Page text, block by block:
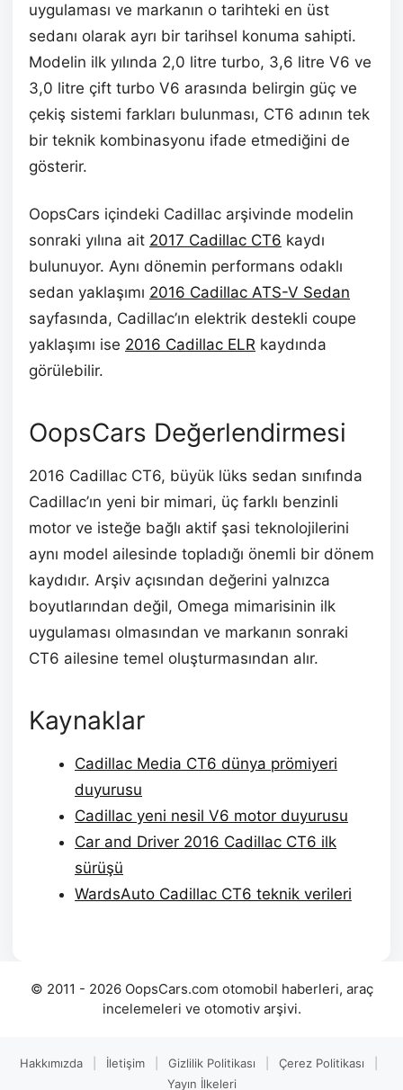
uygulaması ve markanın o tarihteki en üst
sedanı olarak ayrı bir tarihsel konuma sahipti.
Modelin ilk yılında 2,0 litre turbo, 3,6 litre V6 ve
3,0 litre çift turbo V6 arasında belirgin güç ve
çekiş sistemi farkları bulunması, CT6 adının tek
bir teknik kombinasyonu ifade etmediğini de
gösterir.
OopsCars içindeki Cadillac arşivinde modelin
sonraki yılına ait 2017 Cadillac CT6 kaydı
bulunuyor. Aynı dönemin performans odaklı
sedan yaklaşımı 2016 Cadillac ATS-V Sedan
sayfasında, Cadillac’ın elektrik destekli coupe
yaklaşımı ise 2016 Cadillac ELR kaydında
görülebilir.
OopsCars Değerlendirmesi
2016 Cadillac CT6, büyük lüks sedan sınıfında
Cadillac’ın yeni bir mimari, üç farklı benzinli
motor ve isteğe bağlı aktif şasi teknolojilerini
aynı model ailesinde topladığı önemli bir dönem
kaydıdır. Arşiv açısından değerini yalnızca
boyutlarından değil, Omega mimarisinin ilk
uygulaması olmasından ve markanın sonraki
CT6 ailesine temel oluşturmasından alır.
Kaynaklar
Cadillac Media CT6 dünya prömiyeri
duyurusu
Cadillac yeni nesil V6 motor duyurusu
Car and Driver 2016 Cadillac CT6 ilk
sürüşü
WardsAuto Cadillac CT6 teknik verileri
© 2011 - 2026 OopsCars.com otomobil haberleri, araç
incelemeleri ve otomotiv arşivi.
Hakkımızda İletişim Gizlilik Politikası Çerez Politikası
Yayın İlkeleri